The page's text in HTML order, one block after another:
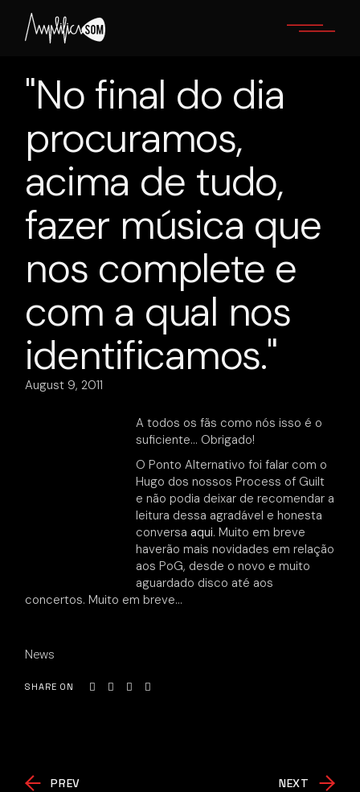
content
"No final do dia
procuramos,
acima de tudo,
fazer música que
nos complete e
com a qual nos
identificamos."
August 9, 2011
A todos os fãs como nós isso é o
suficiente… Obrigado!
O Ponto Alternativo foi falar com o
Hugo dos nossos Process of Guilt
e não podia deixar de recomendar a
leitura dessa agradável e honesta
conversa aqui. Muito em breve
haverão mais novidades em relação
aos PoG, desde o novo e muito
aguardado disco até aos
concertos. Muito em breve…
News
SHARE ON
PREV NEXT